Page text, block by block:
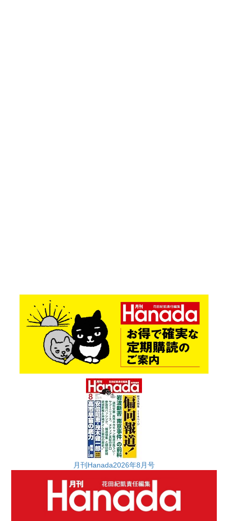
月刊Hanada2026年8月号